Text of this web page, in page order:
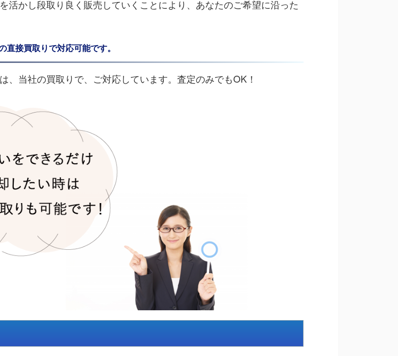
活かし段取り良く販売していくことにより、あなたのご希望に沿った
接買取りで対応可能です。
、当社の買取りで、ご対応しています。査定のみでもOK！